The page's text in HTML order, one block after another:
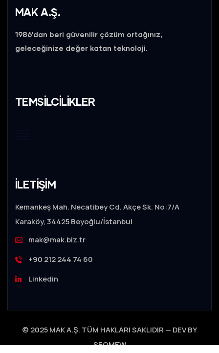
MAK A.Ş.
1986'dan beri güvenilir çözüm ortağınız,
geleceğinize değer katan teknoloji.
TEMSİLCİLİKLER
İLETİŞİM
Kemankeş Mah. Necatibey Cd. Akçe Sk. No:7/A
Karaköy, 34425 Beyoğlu/İstanbul
mak@mak.biz.tr
+90 212 244 74 60
Linkedin
© 2025 MAK A.Ş. TÜM HAKLARI SAKLIDIR — DEV BY
SEOMEW